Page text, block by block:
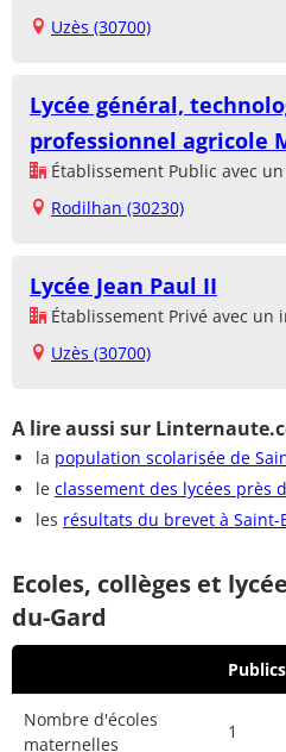
Uzès (30700)
Lycée général,
professionnel agricole
Établissement Public avec
Rodilhan (30230)
Lycée Jean Paul II
Établissement Privé avec un
Uzès (30700)
A lire aussi sur
la population scolarisée de
le classement des lycées près
les résultats du brevet à Saint-
Ecoles, collèges et
du-Gard
Publics
Nombre d'écoles
maternelles
1